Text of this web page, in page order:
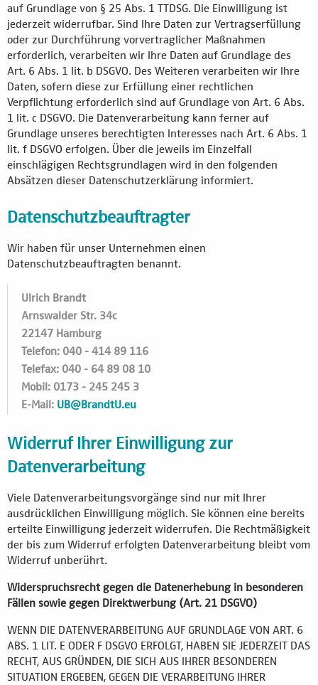
auf Grundlage von § 25 Abs. 1 TTDSG. Die Einwilligung ist
jederzeit widerrufbar. Sind Ihre Daten zur Vertragserfüllung
oder zur Durchführung vorvertraglicher Maßnahmen
erforderlich, verarbeiten wir Ihre Daten auf Grundlage des
Art. 6 Abs. 1 lit. b DSGVO. Des Weiteren verarbeiten wir Ihre
Daten, sofern diese zur Erfüllung einer rechtlichen
Verpflichtung erforderlich sind auf Grundlage von Art. 6 Abs.
1 lit. c DSGVO. Die Datenverarbeitung kann ferner auf
Grundlage unseres berechtigten Interesses nach Art. 6 Abs. 1
lit. f DSGVO erfolgen. Über die jeweils im Einzelfall
einschlägigen Rechtsgrundlagen wird in den folgenden
Absätzen dieser Datenschutzerklärung informiert.
Datenschutzbeauftragter
Wir haben für unser Unternehmen einen
Datenschutzbeauftragten benannt.
Ulrich Brandt
Arnswalder Str. 34c
22147 Hamburg
Telefon: 040 - 414 89 116
Telefax: 040 - 64 89 08 10
Mobil: 0173 - 245 245 3
E-Mail: UB@BrandtU.eu
Widerruf Ihrer Einwilligung zur
Datenverarbeitung
Viele Datenverarbeitungsvorgänge sind nur mit Ihrer
ausdrücklichen Einwilligung möglich. Sie können eine bereits
erteilte Einwilligung jederzeit widerrufen. Die Rechtmäßigkeit
der bis zum Widerruf erfolgten Datenverarbeitung bleibt vom
Widerruf unberührt.
Widerspruchsrecht gegen die Datenerhebung in besonderen
Fällen sowie gegen Direktwerbung (Art. 21 DSGVO)
WENN DIE DATENVERARBEITUNG AUF GRUNDLAGE VON ART. 6
ABS. 1 LIT. E ODER F DSGVO ERFOLGT, HABEN SIE JEDERZEIT DAS
RECHT, AUS GRÜNDEN, DIE SICH AUS IHRER BESONDEREN
SITUATION ERGEBEN, GEGEN DIE VERARBEITUNG IHRER